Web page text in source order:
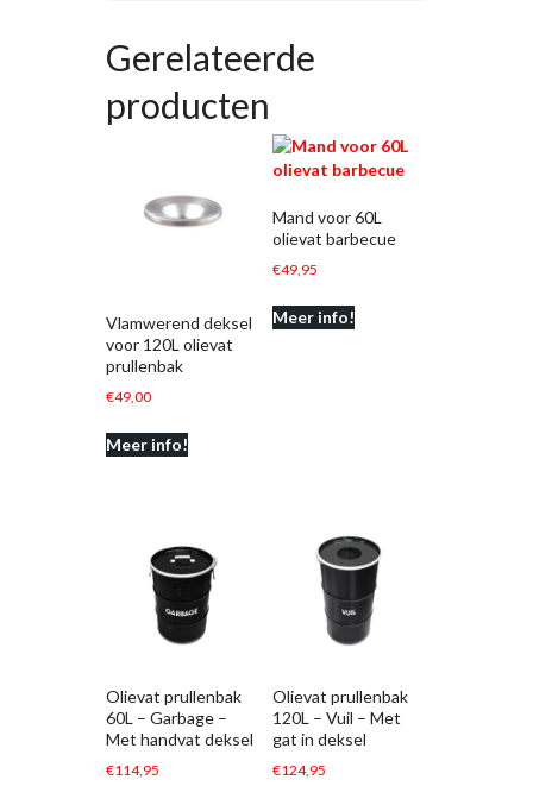
Gerelateerde
producten
Vlamwerend deksel
voor 120L olievat
prullenbak
€49,00
Meer info!
Mand voor 60L
olievat barbecue
€49,95
Meer info!
Olievat prullenbak
60L – Garbage –
Met handvat deksel
€114,95
Olievat prullenbak
120L – Vuil – Met
gat in deksel
€124,95